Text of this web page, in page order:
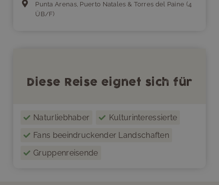
Punta Arenas, Puerto Natales & Torres del Paine (4
ÜB/F)
Diese Reise eignet sich für
Naturliebhaber
Kulturinteressierte
Fans beeindruckender Landschaften
Gruppenreisende